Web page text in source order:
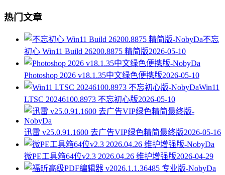
热门文章
不忘
初心 Win11 Build 26200.8875 精简版2026-05-10
Photoshop 2026 v18.1.35中文绿色便携版2026-05-10
Win11
LTSC 20246100.8973 不忘初心版2026-05-10
迅雷 v25.0.91.1600 去广告VIP绿色精简最终版2026-05-16
微PE工具箱64位v2.3 2026.04.26 维护增强版2026-04-29